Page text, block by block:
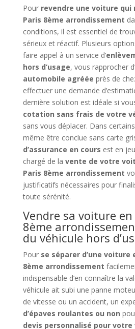
Pour revendre une voiture qui
Paris 8ème arrondissement
conditions, il est essentiel de
sérieux et réactif. Plusieurs
faire appel à un service d’
hors d’usage, vous rapprocher
automobile agréée près de
effectuer une demande
dernière solution est idéale si
cotation sans frais de votre
sans vous déplacer. Dans
même être conclue sans carte
d’assurance en cours est en
chargé de la vente de votre
Paris 8ème arrondissement
justificatifs nécessaires pour
toute sérénité.
Vendre sa voiture
8ème
du véhicule hors
Pour se séparer d’une voiture
8ème arrondissement
indispensable d’en connaître la
véhicule ait subi une panne
de vitesse ou un accident, un
d’épaves roulantes ou non
devis personnalisé pour votre